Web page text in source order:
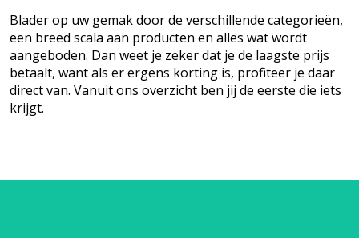
Blader op uw gemak door de verschillende categorieën,
een breed scala aan producten en alles wat wordt
aangeboden. Dan weet je zeker dat je de laagste prijs
betaalt, want als er ergens korting is, profiteer je daar
direct van. Vanuit ons overzicht ben jij de eerste die iets
krijgt.